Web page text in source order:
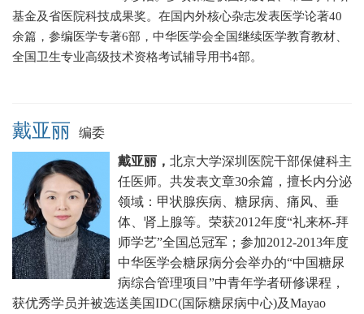
基金及省医院科技成果奖。在国内外核心杂志发表医学论著40
余篇，参编医学专著6部，中华医学会全国继续医学教育教材、
全国卫生专业高级技术资格考试辅导用书4部。
戴亚丽 编委
戴亚丽， 北京大学深圳医院干部保健科主
任医师。 共发表文章30余篇，擅长内分泌
领域：甲状腺疾病、糖尿病、痛风、垂
体、肾上腺等。 荣获2012年度“礼来杯-拜
师学艺”全国总冠军； 参加2012-2013年度
中华医学会糖尿病分会举办的“中国糖尿
病综合管理项目”中青年学者研修课程，
获优秀学员并被选送美国IDC(国际糖尿病中心)及Mayao